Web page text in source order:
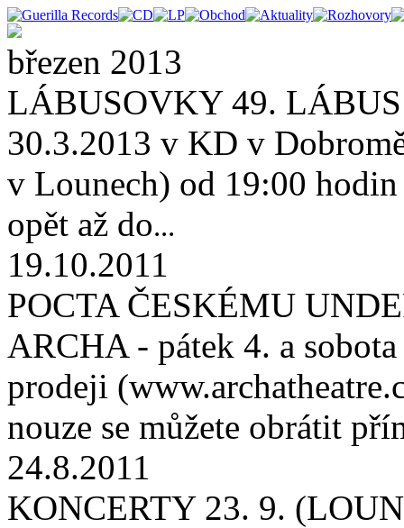
březen 2013
LÁBUSOVKY 49.
30.3.2013 v KD v
v Lounech) od 19:00
opět až do...
19.10.2011
POCTA ČESKÉMU
ARCHA - pátek 4. a
prodeji
nouze se můžete obrátit
24.8.2011
KONCERTY 23. 9.